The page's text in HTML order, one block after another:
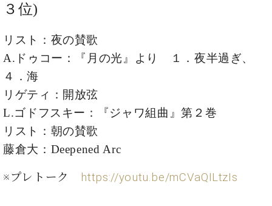
ル)
報
八
子
工
房
ロ
グ
ア
ク
セ
お
３位)
リスト：夜の賛歌
A.ドゥコー：『月の光』より １．夜半過ぎ、
４．海
リゲティ：開放弦
L.ゴドフスキー：『ジャワ組曲』第２巻
リスト：朝の賛歌
藤倉大：Deepened Arc
※プレトーク https://youtu.be/mCVaQILtzIs